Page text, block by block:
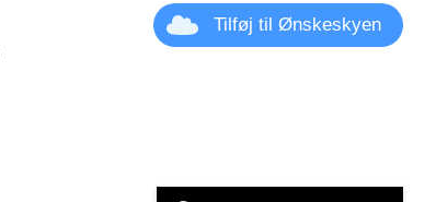
Tilføj til Ønskeskyen